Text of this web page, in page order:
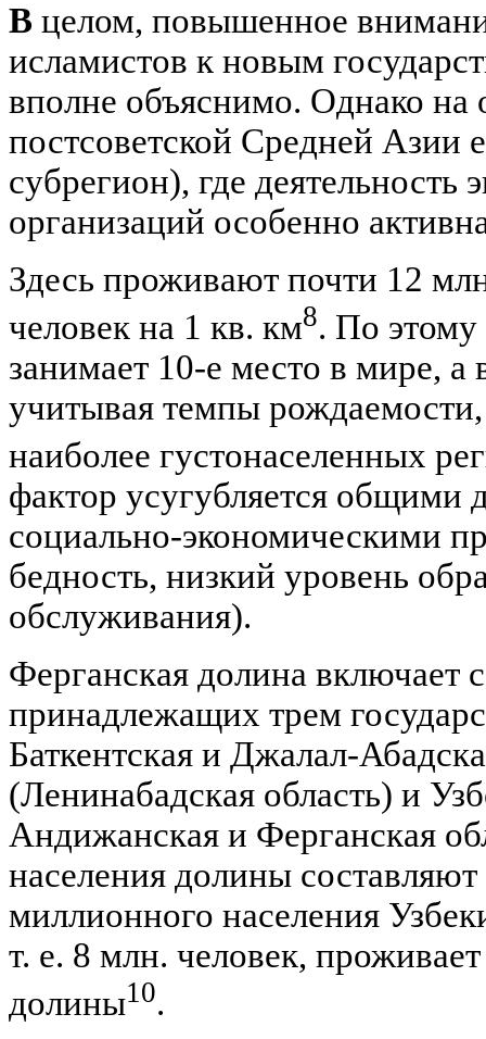
В целом, повышенное
исламистов к новым
вполне объяснимо. Однако на
постсоветской Средней Азии
субрегион), где деятельность
организаций особенно
Здесь проживают почти 12
человек на 1 кв. км8. По этому
занимает 10-е место в мире,
учитывая темпы
наиболее густонаселенных
фактор усугубляется общими
социально-экономическими
бедность, низкий уровень
обслуживания).
Ферганская долина включает
принадлежащих трем
Баткентская и Джалал-
(Ленинабадская область) и
Андижанская и Ферганская
населения долины
миллионного населения
т. е. 8 млн. человек,
долины10.